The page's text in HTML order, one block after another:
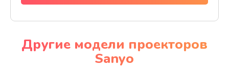
Другие модели проекторов
Sanyo